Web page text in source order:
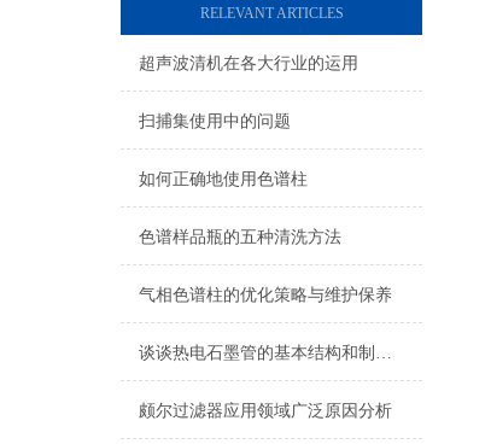
RELEVANT ARTICLES
超声波清机在各大行业的运用
扫捕集使用中的问题
如何正确地使用色谱柱
色谱样品瓶的五种清洗方法
气相色谱柱的优化策略与维护保养
谈谈热电石墨管的基本结构和制备技术
颇尔过滤器应用领域广泛原因分析